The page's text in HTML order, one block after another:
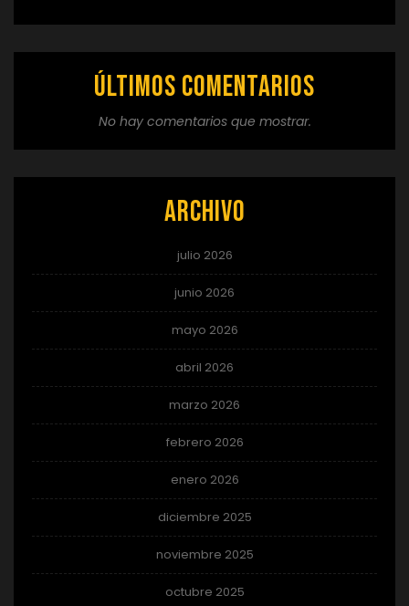
Últimos comentarios
No hay comentarios que mostrar.
Archivo
julio 2026
junio 2026
mayo 2026
abril 2026
marzo 2026
febrero 2026
enero 2026
diciembre 2025
noviembre 2025
octubre 2025